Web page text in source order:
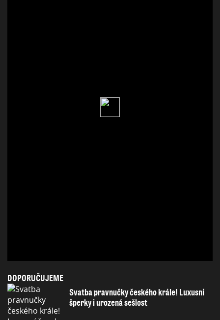
DOPORUČUJEME
Svatba pravnučky českého krále! Luxusní
šperky i urozená sešlost